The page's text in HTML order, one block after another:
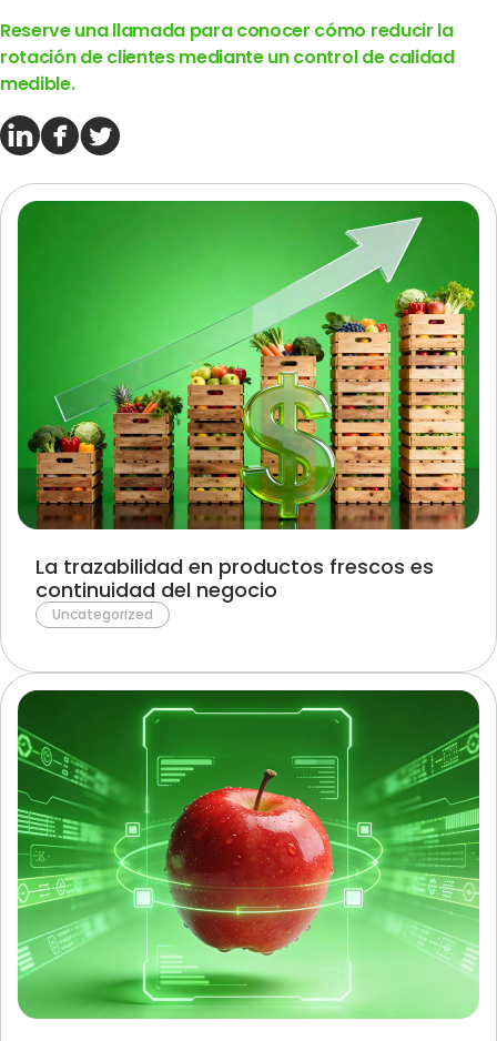
Reserve una llamada para conocer cómo reducir la
rotación de clientes mediante un control de calidad
medible.
La trazabilidad en productos frescos es
continuidad del negocio
Uncategorized